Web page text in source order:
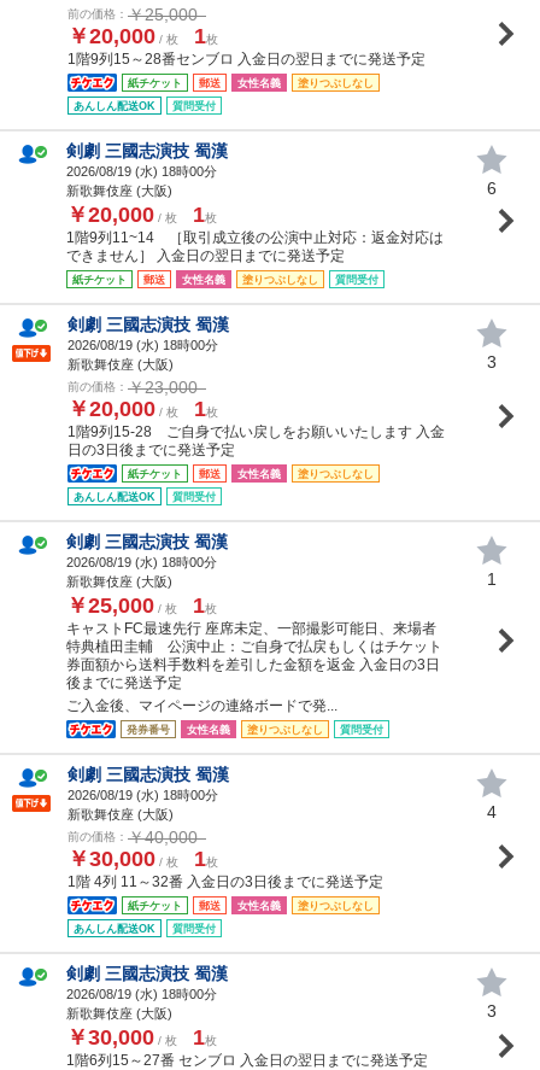
前の価格： ￥25,000
￥20,000 / 枚 1枚
1階9列15～28番センブロ 入金日の翌日までに発送予定
紙チケット 郵送 女性名義
塗りつぶしなし
あんしん配送OK
質問受付
剣劇 三國志演技 蜀漢
2026/08/19 (水) 18時00分
新歌舞伎座 (大阪)
￥20,000 / 枚 1枚
1階9列11~14 ［取引成立後の公演中止対応：返金対応は
できません］ 入金日の翌日までに発送予定
紙チケット 郵送 女性名義 塗りつぶしなし 質問受付
6
剣劇 三國志演技 蜀漢
2026/08/19 (水) 18時00分
新歌舞伎座 (大阪)
前の価格： ￥23,000
￥20,000 / 枚 1枚
1階9列15-28 ご自身で払い戻しをお願いいたします 入金
日の3日後までに発送予定
紙チケット 郵送 女性名義
塗りつぶしなし
あんしん配送OK
質問受付
3
剣劇 三國志演技 蜀漢
2026/08/19 (水) 18時00分
新歌舞伎座 (大阪)
￥25,000 / 枚 1枚
キャストFC最速先行 座席未定、一部撮影可能日、来場者
特典植田圭輔 公演中止：ご自身で払戻もしくはチケット
券面額から送料手数料を差引した金額を返金 入金日の3日
後までに発送予定
ご入金後、マイページの連絡ボードで発...
発券番号 女性名義 塗りつぶしなし 質問受付
1
剣劇 三國志演技 蜀漢
2026/08/19 (水) 18時00分
新歌舞伎座 (大阪)
前の価格： ￥40,000
￥30,000 / 枚 1枚
1階 4列 11～32番 入金日の3日後までに発送予定
紙チケット 郵送 女性名義
塗りつぶしなし
あんしん配送OK
質問受付
4
剣劇 三國志演技 蜀漢
2026/08/19 (水) 18時00分
新歌舞伎座 (大阪)
￥30,000 / 枚 1枚
1階6列15～27番 センブロ 入金日の翌日までに発送予定
3